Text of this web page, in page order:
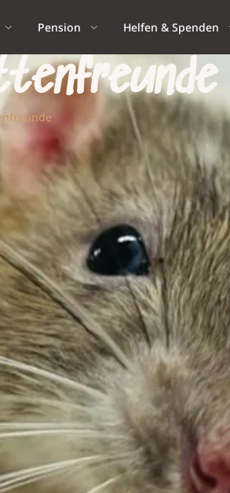
Pension Helfen & Spenden